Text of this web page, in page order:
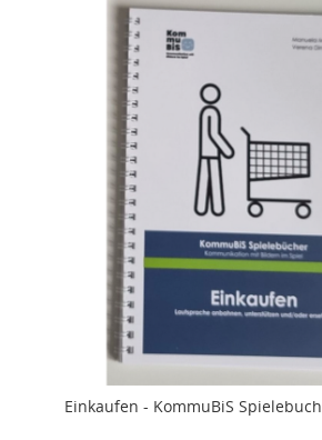
Einkaufen - KommuBiS Spielebuch